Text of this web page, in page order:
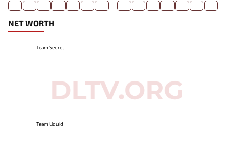
NET WORTH
Team Secret
Team Liquid